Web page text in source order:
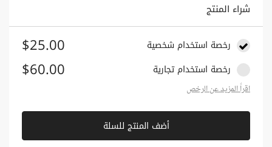
شراء المنتج
رخصة استخدام شخصية $25.00
رخصة استخدام تجارية $60.00
اقراً المزيد عن الرخص
أضف المنتج للسلة